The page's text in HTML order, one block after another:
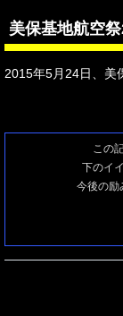
美保基地航空
2015年5月24日、美
この
下のイ
今後の励